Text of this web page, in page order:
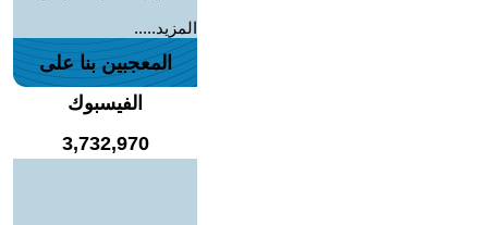
المزيد.....
المعجبين بنا على
الفيسبوك
3,732,970